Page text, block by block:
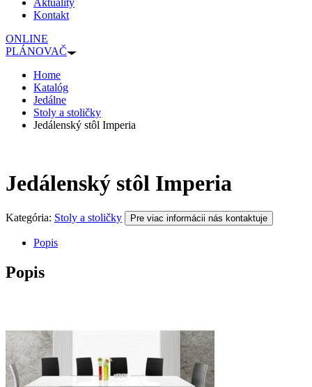
Aktuality
Kontakt
ONLINE
PLÁNOVAČ
Home
Katalóg
Jedálne
Stoly a stoličky
Jedálenský stôl Imperia
Jedálenský stôl Imperia
Kategória: Stoly a stoličky Pre viac informácii nás kontaktuje
Popis
Popis